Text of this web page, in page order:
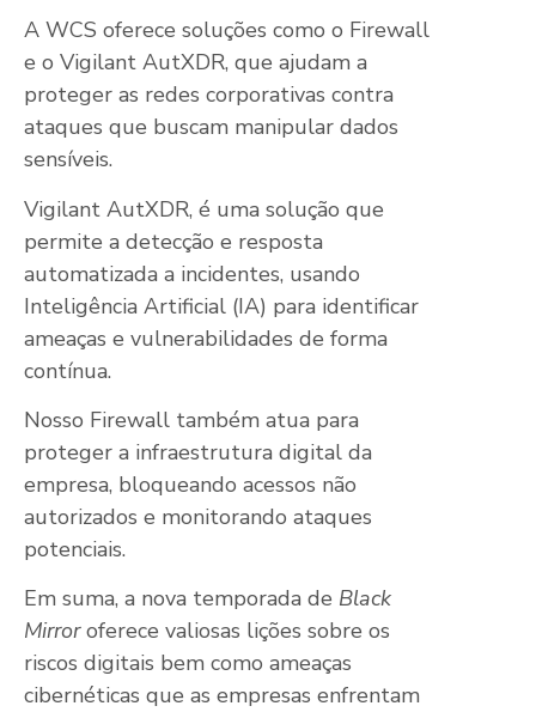
A WCS oferece soluções como o Firewall
e o Vigilant AutXDR, que ajudam a
proteger as redes corporativas contra
ataques que buscam manipular dados
sensíveis.
Vigilant AutXDR, é uma solução que
permite a detecção e resposta
automatizada a incidentes, usando
Inteligência Artificial (IA) para identificar
ameaças e vulnerabilidades de forma
contínua.
Nosso Firewall também atua para
proteger a infraestrutura digital da
empresa, bloqueando acessos não
autorizados e monitorando ataques
potenciais.
Em suma, a nova temporada de Black
Mirroroferece valiosas lições sobre os
riscos digitais bem como ameaças
cibernéticas que as empresas enfrentam